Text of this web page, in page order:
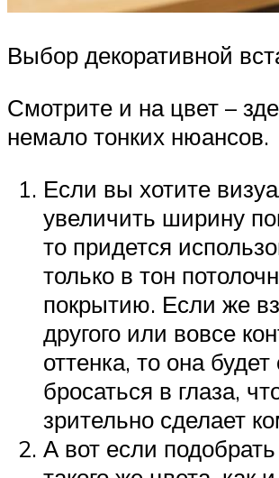
Выбор декоративной
Смотрите и на цвет –
немало тонких нюансов.
Если вы хотите
увеличить ширину
то придется
только в тон
покрытию. Если же
другого или вовсе
оттенка, то она
бросаться в глаза,
зрительно сделает
А вот если